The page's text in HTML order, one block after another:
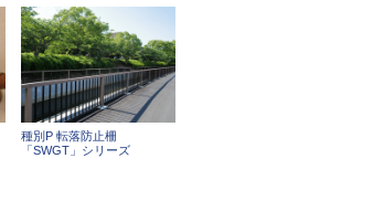
種別P 転落防止柵
「SWGT」シリーズ